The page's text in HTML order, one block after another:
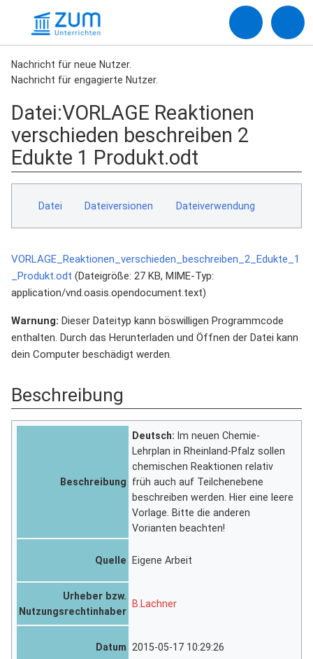
Nachricht für neue Nutzer.
Nachricht für engagierte Nutzer.
Datei:VORLAGE Reaktionen
verschieden beschreiben 2
Edukte 1 Produkt.odt
Datei Dateiversionen Dateiverwendung
VORLAGE_Reaktionen_verschieden_beschreiben_2_Edukte_1
_Produkt.odt (Dateigröße: 27 KB, MIME-Typ:
application/vnd.oasis.opendocument.text)
Warnung: Dieser Dateityp kann böswilligen Programmcode
enthalten. Durch das Herunterladen und Öffnen der Datei kann
dein Computer beschädigt werden.
Beschreibung
Beschreibung
Deutsch: Im neuen Chemie-
Lehrplan in Rheinland-Pfalz sollen
chemischen Reaktionen relativ
früh auch auf Teilchenebene
beschreiben werden. Hier eine leere
Vorlage. Bitte die anderen
Vorianten beachten!
Quelle Eigene Arbeit
Urheber bzw.
Nutzungsrechtinhaber
B.Lachner
Datum 2015-05-17 10:29:26